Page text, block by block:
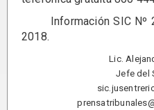
Información SIC Nº
2018.
Lic.
Jefe del